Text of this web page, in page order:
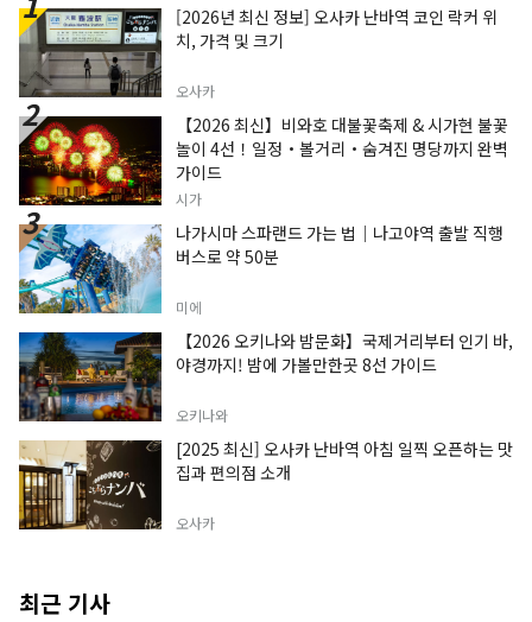
[2026년 최신 정보] 오사카 난바역 코인 락커 위
치, 가격 및 크기
오사카
【2026 최신】비와호 대불꽃축제 & 시가현 불꽃
놀이 4선！일정・볼거리・숨겨진 명당까지 완벽
가이드
시가
나가시마 스파랜드 가는 법｜나고야역 출발 직행
버스로 약 50분
미에
【2026 오키나와 밤문화】국제거리부터 인기 바,
야경까지! 밤에 가볼만한곳 8선 가이드
오키나와
[2025 최신] 오사카 난바역 아침 일찍 오픈하는 맛
집과 편의점 소개
오사카
최근 기사